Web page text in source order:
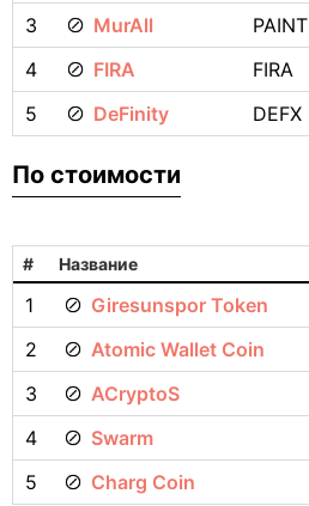
3
MurAll PAINT
4
FIRA FIRA
5
DeFinity DEFX
По стоимости
# Название
1 Giresunspor Token
2
Atomic Wallet Coin
3
ACryptoS
4
Swarm
5
Charg Coin